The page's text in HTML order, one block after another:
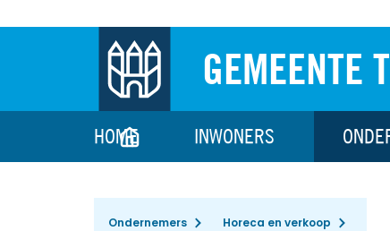
GEMEENTE
HOME INWONERS
Ondernemers Horeca en verkoop